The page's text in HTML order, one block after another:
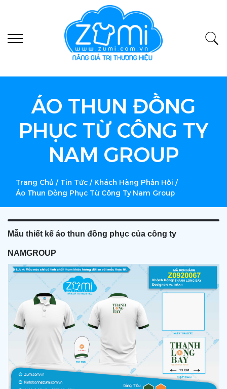
ÁO THUN ĐỒNG
PHỤC TỪ CÔNG TY
NAM GROUP
Trang Chủ / Tin Tức / Khách Hàng Phản Hồi /
Áo Thun Đồng Phục Từ Công Ty Nam Group
Mẫu thiết kế áo thun đồng phục của công ty
NAMGROUP